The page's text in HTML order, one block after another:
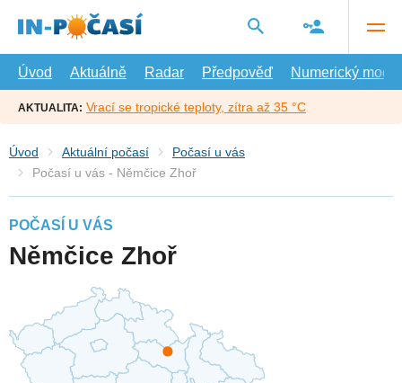
hlavní
Úvod
Aktuálně Radar Předpověď Numerický model
AKTUALITA: Vrací se tropické teploty, zítra až 35 °C
Úvod Aktuální počasí
Počasí u vás
Počasí u vás - Němčice Zhoř
POČASÍ U VÁS
Němčice Zhoř